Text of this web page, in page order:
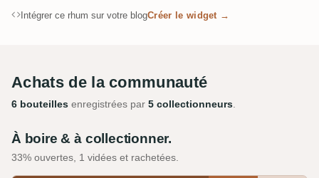
Intégrer ce rhum sur votre blogCréer le widget →
Achats de la communauté
6 bouteilles enregistrées par 5 collectionneurs.
À boire & à collectionner.
33% ouvertes, 1 vidées et rachetées.